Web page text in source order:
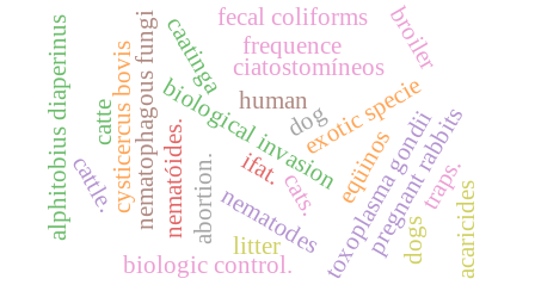
biological invasionexotic specie
caatinga
toxoplasma gondii
pregnant rabbits
abortion.
nematophagous fungi nematodes
ciatostomíneos
eqüinos
nematóides.
cysticercus bovis
catte dog
human
ifat.
cattle.
biologic control.
frequence
dogs
cats.
alphitobius diaperinus
litter
broiler
traps.acaricides
fecal coliforms